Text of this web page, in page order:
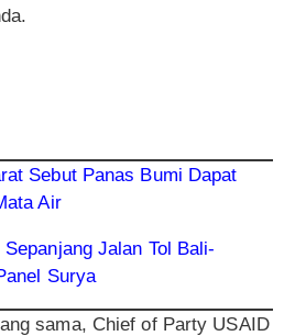
Sebut Panas Bumi Dapat
Air
Jalan Tol Bali-
Surya
sama, Chief of Party USAID